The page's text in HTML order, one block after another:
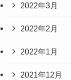
2022年3月
2022年2月
2022年1月
2021年12月